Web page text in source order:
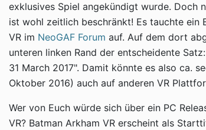
exklusives Spiel angekündigt wurde. Doch
ist wohl zeitlich beschränkt! Es tauchte ein
VR im NeoGAF Forum auf. Auf dem dort
unteren linken Rand der entscheidente
31 March 2017". Damit könnte es also ca.
Oktober 2016) auch auf anderen VR
Wer von Euch würde sich über ein PC
VR? Batman Arkham VR erscheint als